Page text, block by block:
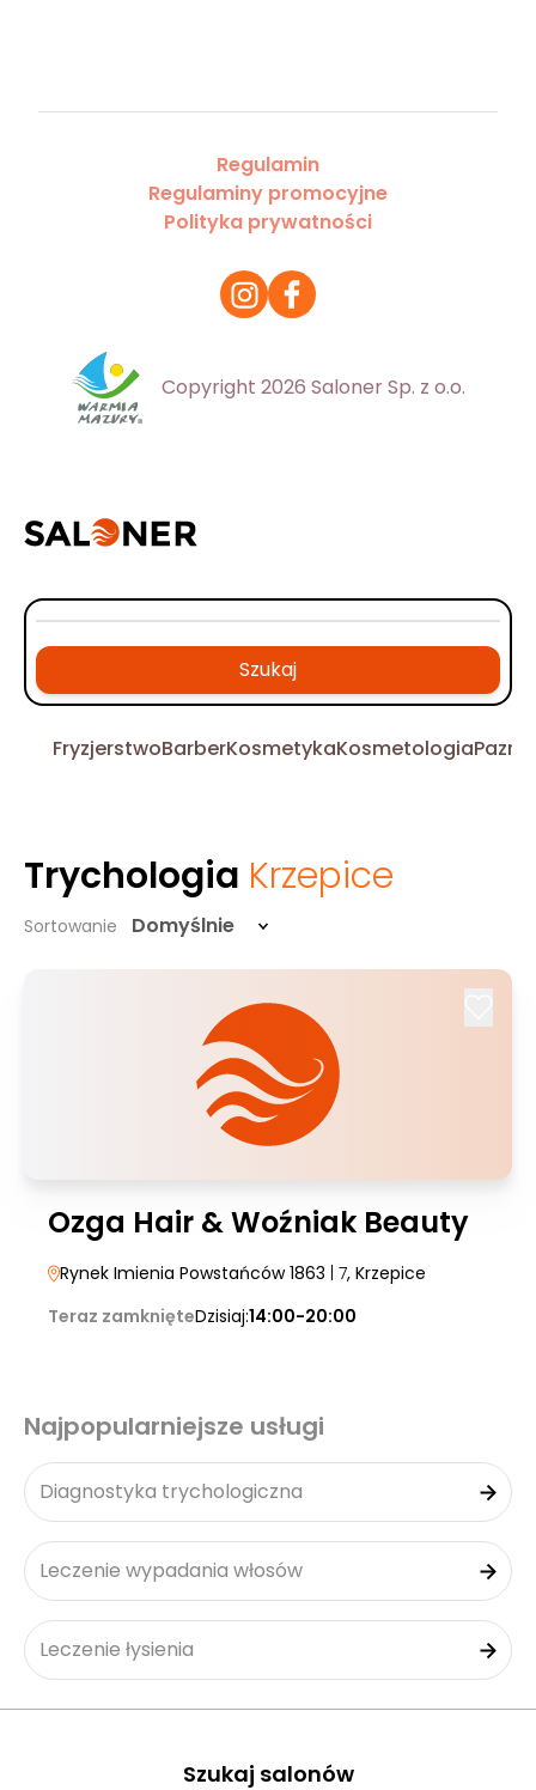
Regulamin
Regulaminy promocyjne
Polityka prywatności
Copyright 2026 Saloner Sp. z o.o.
Szukaj
FryzjerstwoBarberKosmetykaKosmetologia
Trychologia Krzepice
Sortowanie Domyślnie
Ozga Hair & Woźniak Beauty
Rynek Imienia Powstańców 1863 | 7, Krzepice
Teraz zamknięteDzisiaj:14:00-20:00
Najpopularniejsze usługi
Diagnostyka trychologiczna
Leczenie wypadania włosów
Leczenie łysienia
Szukaj salonów